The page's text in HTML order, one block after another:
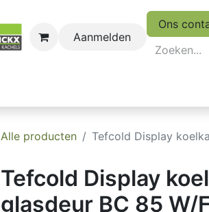
Aanmelden
Ons
Alle producten Tefcold Display
Tefcold Display
glasdeur BC 85 W/